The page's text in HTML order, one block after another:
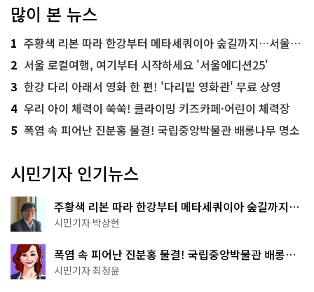
많이 본 뉴스
1 주황색 리본 따라 한강부터 메타세쿼이아 숲길까지…서울둘레길 15코스
2 서울 로컬여행, 여기부터 시작하세요 '서울에디션25'
3 한강 다리 아래서 영화 한 편! '다리밑 영화관' 무료 상영
4 우리 아이 체력이 쑥쑥! 클라이밍 키즈카페·어린이 체력장
5 폭염 속 피어난 진분홍 물결! 국립중앙박물관 배롱나무 명소
시민기자 인기뉴스
주황색 리본 따라 한강부터 메타세쿼이아 숲길까지…
서울둘레길 15코스
시민기자 박상현
폭염 속 피어난 진분홍 물결! 국립중앙박물관 배롱나
무 명소
시민기자 최정윤